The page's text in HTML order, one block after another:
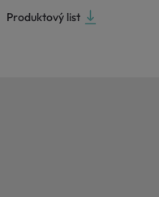
Produktový list